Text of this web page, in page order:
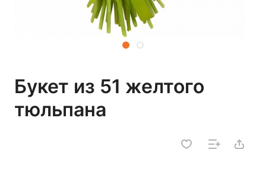
Букет из 51 желтого
тюльпана